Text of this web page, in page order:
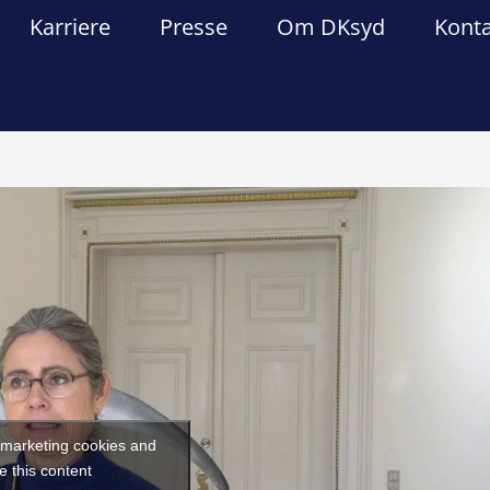
Karriere Presse Om DKsyd
cookies and
this content